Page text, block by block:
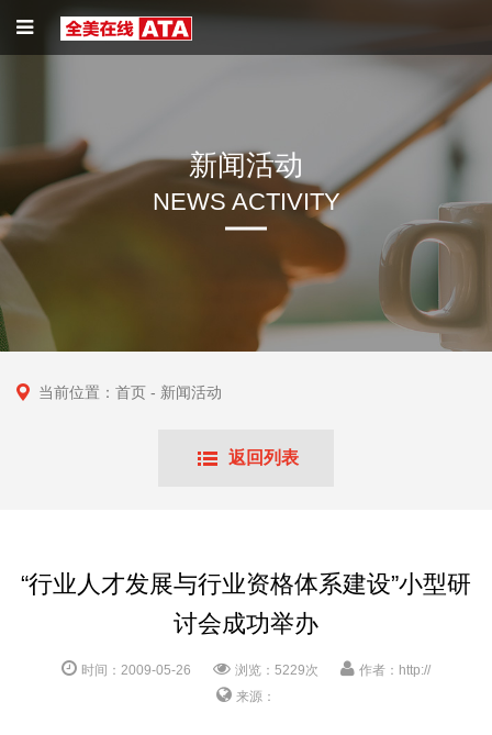
新闻活动
NEWS ACTIVITY
当前位置： 首页 - 新闻活动
返回列表
“行业人才发展与行业资格体系建设”小型研
讨会成功举办
时间：2009-05-26 浏览：5229次
作者：http://
来源：